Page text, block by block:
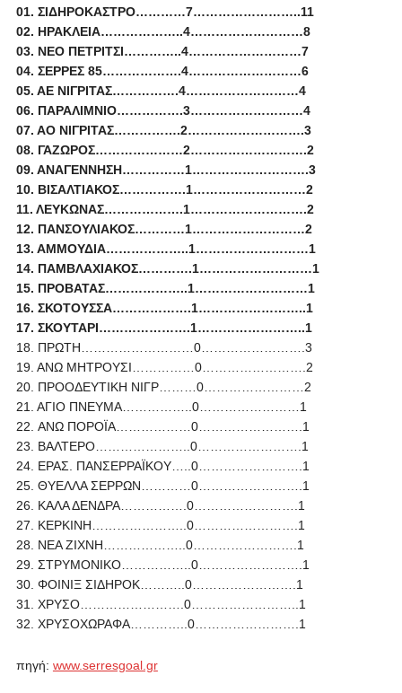
01. ΣΙΔΗΡΟΚΑΣΤΡΟ…………7……………………..11
02. ΗΡΑΚΛΕΙΑ………………..4………………………8
03. NEO ΠΕΤΡΙΤΣΙ…………..4………………………7
04. ΣΕΡΡΕΣ 85……………….4………………………6
05. ΑΕ ΝΙΓΡΙΤΑΣ…………….4………………………4
06. ΠΑΡΑΛΙΜΝΙΟ…………….3………………………4
07. ΑΟ ΝΙΓΡΙΤΑΣ…………….2……………………….3
08. ΓΑΖΩΡΟΣ…………………2……………………….2
09. ΑΝΑΓΕΝΝΗΣΗ……………1……………………….3
10. ΒΙΣΑΛΤΙΑΚΟΣ…………….1………………………2
11. ΛΕΥΚΩΝΑΣ……………….1……………………….2
12. ΠΑΝΣΟΥΛΙΑΚΟΣ…………1………………………2
13. ΑΜΜΟΥΔΙΑ………………..1………………………1
14. ΠΑΜΒΛΑΧΙΑΚΟΣ………….1………………………1
15. ΠΡΟΒΑΤΑΣ………………..1………………………1
16. ΣΚΟΤΟΥΣΣΑ……………….1……………………..1
17. ΣΚΟΥΤΑΡΙ………………….1……………………..1
18. ΠΡΩΤΗ………………………0…………………….3
19. ΑΝΩ ΜΗΤΡΟΥΣΙ……………0…………………….2
20. ΠΡΟΟΔΕΥΤΙΚΗ ΝΙΓΡ………0……………………2
21. ΑΓΙΟ ΠΝΕΥΜΑ……………..0……………………1
22. ANΩ ΠΟΡΟΪΑ………………0…………………….1
23. ΒΑΛΤΕΡΟ…………………..0…………………….1
24. ΕΡΑΣ. ΠΑΝΣΕΡΡΑΪΚΟΥ…..0…………………….1
25. ΘΥΕΛΛΑ ΣΕΡΡΩΝ…………0…………………….1
26. ΚΑΛΑ ΔΕΝΔΡΑ…………….0…………………….1
27. ΚΕΡΚΙΝΗ…………………..0…………………….1
28. ΝΕΑ ΖΙΧΝΗ………………..0…………………….1
29. ΣΤΡΥΜΟΝΙΚΟ……………..0…………………….1
30. ΦΟΙΝΙΞ ΣΙΔΗΡΟΚ………..0…………………….1
31. ΧΡΥΣΟ…………………….0……………………..1
32. ΧΡΥΣΟΧΩΡΑΦΑ…………..0…………………….1
πηγή: www.serresgoal.gr